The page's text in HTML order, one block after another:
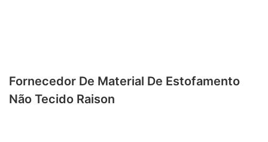
Fornecedor De Material De Estofamento
Não Tecido Raison